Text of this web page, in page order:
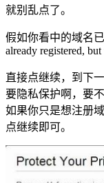
就别乱点了。
假如你看中的域名
already registered,
直接点继续，到下
要隐私保护啊，要
如果你只是想注册
点继续即可。